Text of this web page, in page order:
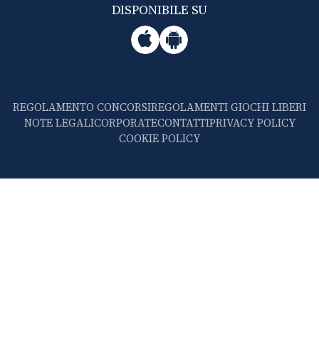
DISPONIBILE SU
REGOLAMENTO CONCORSIREGOLAMENTI GIOCHI LIBERI
NOTE LEGALICORPORATECONTATTIPRIVACY POLICY
COOKIE POLICY